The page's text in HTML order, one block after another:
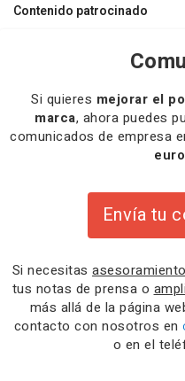
Contenido patrocinado
Si quieres mejorar el
marca, ahora puedes
comunicados de empresa
Envía tu
Si necesitas asesoramiento
tus notas de prensa o
más allá de la página
contacto con nosotros en
o en el